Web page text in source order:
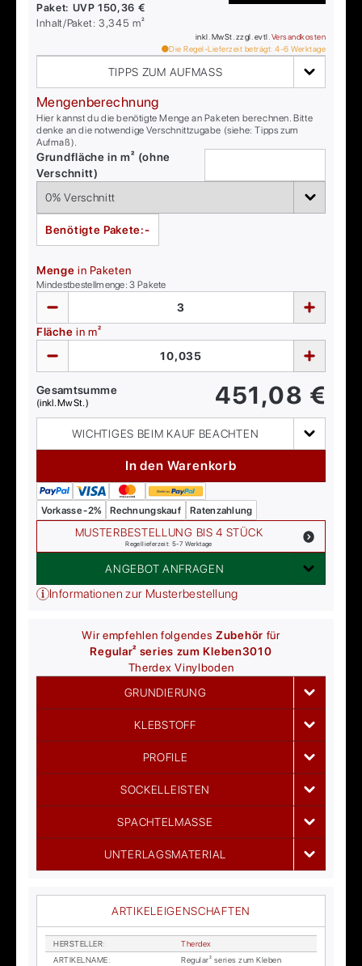
Paket: UVP150,36 €
Inhalt/Paket:3,345 m²
inkl. MwSt. zzgl. evtl. Versandkosten
Die Regel-Lieferzeit beträgt: 4-6 Werktage
TIPPS ZUM AUFMASS
Mengenberechnung
Hier kannst du die benötigte Menge an Paketen berechnen. Bitte
denke an die notwendige Verschnittzugabe (siehe: Tipps zum
Aufmaß).
Grundfläche in m² (ohne
Verschnitt)
Benötigte Pakete:-
Menge in Paketen
Mindestbestellmenge:3 Pakete
Fläche in m²
Gesamtsumme
(inkl. MwSt.) 451,08 €
WICHTIGES BEIM KAUF BEACHTEN
In den Warenkorb
Vorkasse -2% Rechnungskauf Ratenzahlung
MUSTERBESTELLUNG BIS 4 STÜCK
Regellieferzeit: 5-7 Werktage
ANGEBOT ANFRAGEN
Informationen zur Musterbestellung
Wir empfehlen folgendesZubehör für
Regular² series zum Kleben3010
Therdex Vinylboden
GRUNDIERUNG
KLEBSTOFF
PROFILE
SOCKELLEISTEN
SPACHTELMASSE
UNTERLAGSMATERIAL
ARTIKELEIGENSCHAFTEN
HER­STEL­LER:
Therdex
AR­TI­KEL­NA­ME:
Re­gu­lar² se­ries zum Kle­ben